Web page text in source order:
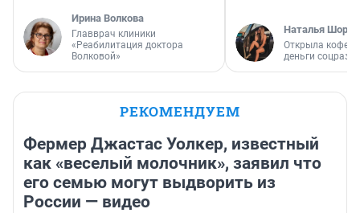
Ирина Волкова
Главврач клиники
«Реабилитация доктора
Волковой»
Наталья
Открыла
деньги
РЕКОМЕНДУЕМ
Фермер Джастас Уолкер, известный
как «веселый молочник», заявил что
его семью могут выдворить из
России — видео